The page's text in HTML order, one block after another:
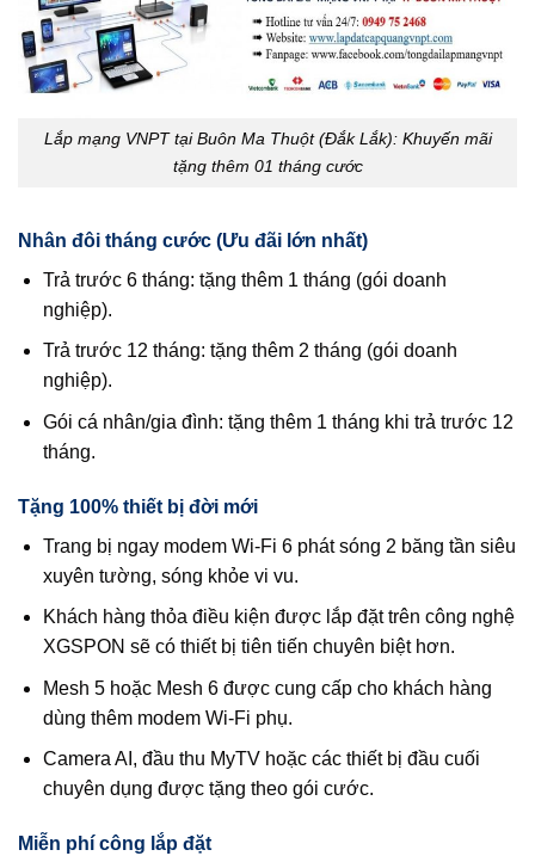
Lắp mạng VNPT tại Buôn Ma Thuột (Đắk Lắk): Khuyến mãi
tặng thêm 01 tháng cước
Nhân đôi tháng cước (Ưu đãi lớn nhất)
Trả trước 6 tháng: tặng thêm 1 tháng (gói doanh
nghiệp).
Trả trước 12 tháng: tặng thêm 2 tháng (gói doanh
nghiệp).
Gói cá nhân/gia đình: tặng thêm 1 tháng khi trả trước 12
tháng.
Tặng 100% thiết bị đời mới
Trang bị ngay modem Wi‑Fi 6 phát sóng 2 băng tần siêu
xuyên tường, sóng khỏe vi vu.
Khách hàng thỏa điều kiện được lắp đặt trên công nghệ
XGSPON sẽ có thiết bị tiên tiến chuyên biệt hơn.
Mesh 5 hoặc Mesh 6 được cung cấp cho khách hàng
dùng thêm modem Wi‑Fi phụ.
Camera AI, đầu thu MyTV hoặc các thiết bị đầu cuối
chuyên dụng được tặng theo gói cước.
Miễn phí công lắp đặt